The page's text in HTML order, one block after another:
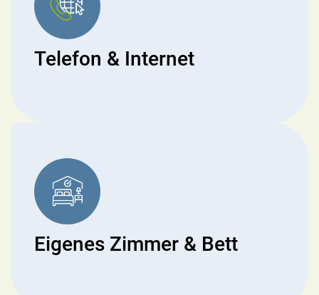
Telefon & Internet
Eigenes Zimmer & Bett